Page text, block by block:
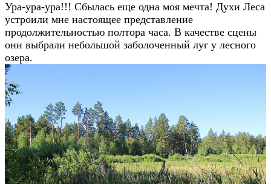
Ура-ура-ура!!! Сбылась еще одна моя мечта! Духи Леса
устроили мне настоящее представление
продолжительностью полтора часа. В качестве сцены
они выбрали небольшой заболоченный луг у лесного
озера.